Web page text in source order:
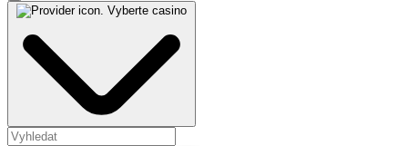
Vyberte casino